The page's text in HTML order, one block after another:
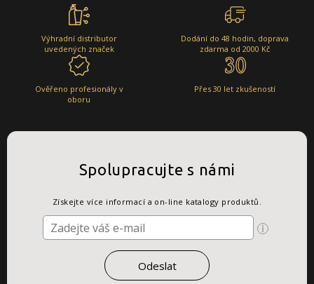
Výhradní distributor
uvedených značek
Dodání do 48 hodin, doprava
zdarma od 2000 Kč
Ověřeno profesionály v
oboru
Přes 30 let zkušeností
Spolupracujte s námi
Získejte více informací a on-line katalogy produktů.